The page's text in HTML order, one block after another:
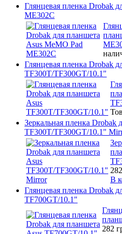
Глянцевая пленка Drobak
ME302C
Глянцевая пленка Drobak
TF300T/TF300GT/10.1"
Зеркальная пленка Drobak
TF300T/TF300GT/10.1"
В
Глянцевая пленка Drobak
TF700GT/10.1"
282